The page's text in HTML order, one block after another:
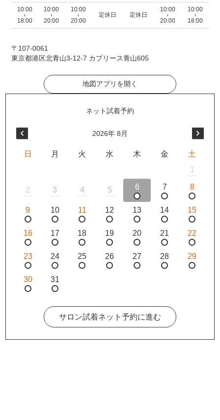
10:00
18:00
10:00
20:00
10:00
20:00
定休日 定休日
10:00
20:00
10:00
18:00
〒107-0061
東京都港区北青山3-12-7 カプリース青山605
地図アプリを開く
2026年 8月
日 月 火 水 木 金
土
1
2 3 4 5 6 7 8
9 10 11 12 13 14 15
16 17 18 19 20 21 22
23 24 25 26 27 28 29
30 31
サロン試着ネット予約に進む